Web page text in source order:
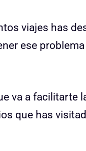
viajes has
ese
va a facilitarte
que has